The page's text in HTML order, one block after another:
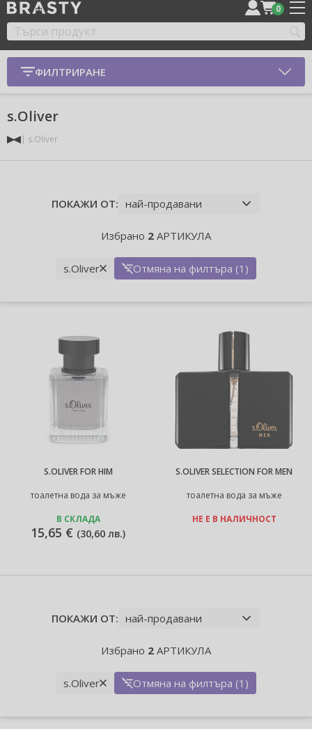
0
ФИЛТРИРАНЕ
s.Oliver
s.Oliver
ПОКАЖИ ОТ:
Избрано 2 АРТИКУЛА
s.Oliver Отмяна на филтъра (1)
S.OLIVER FOR HIM
тоалетна вода за мъже
В СКЛАДА
15,65 € (30,60 лв.)
S.OLIVER SELECTION FOR MEN
тоалетна вода за мъже
НЕ Е В НАЛИЧНОСТ
ПОКАЖИ ОТ:
Избрано 2 АРТИКУЛА
s.Oliver Отмяна на филтъра (1)